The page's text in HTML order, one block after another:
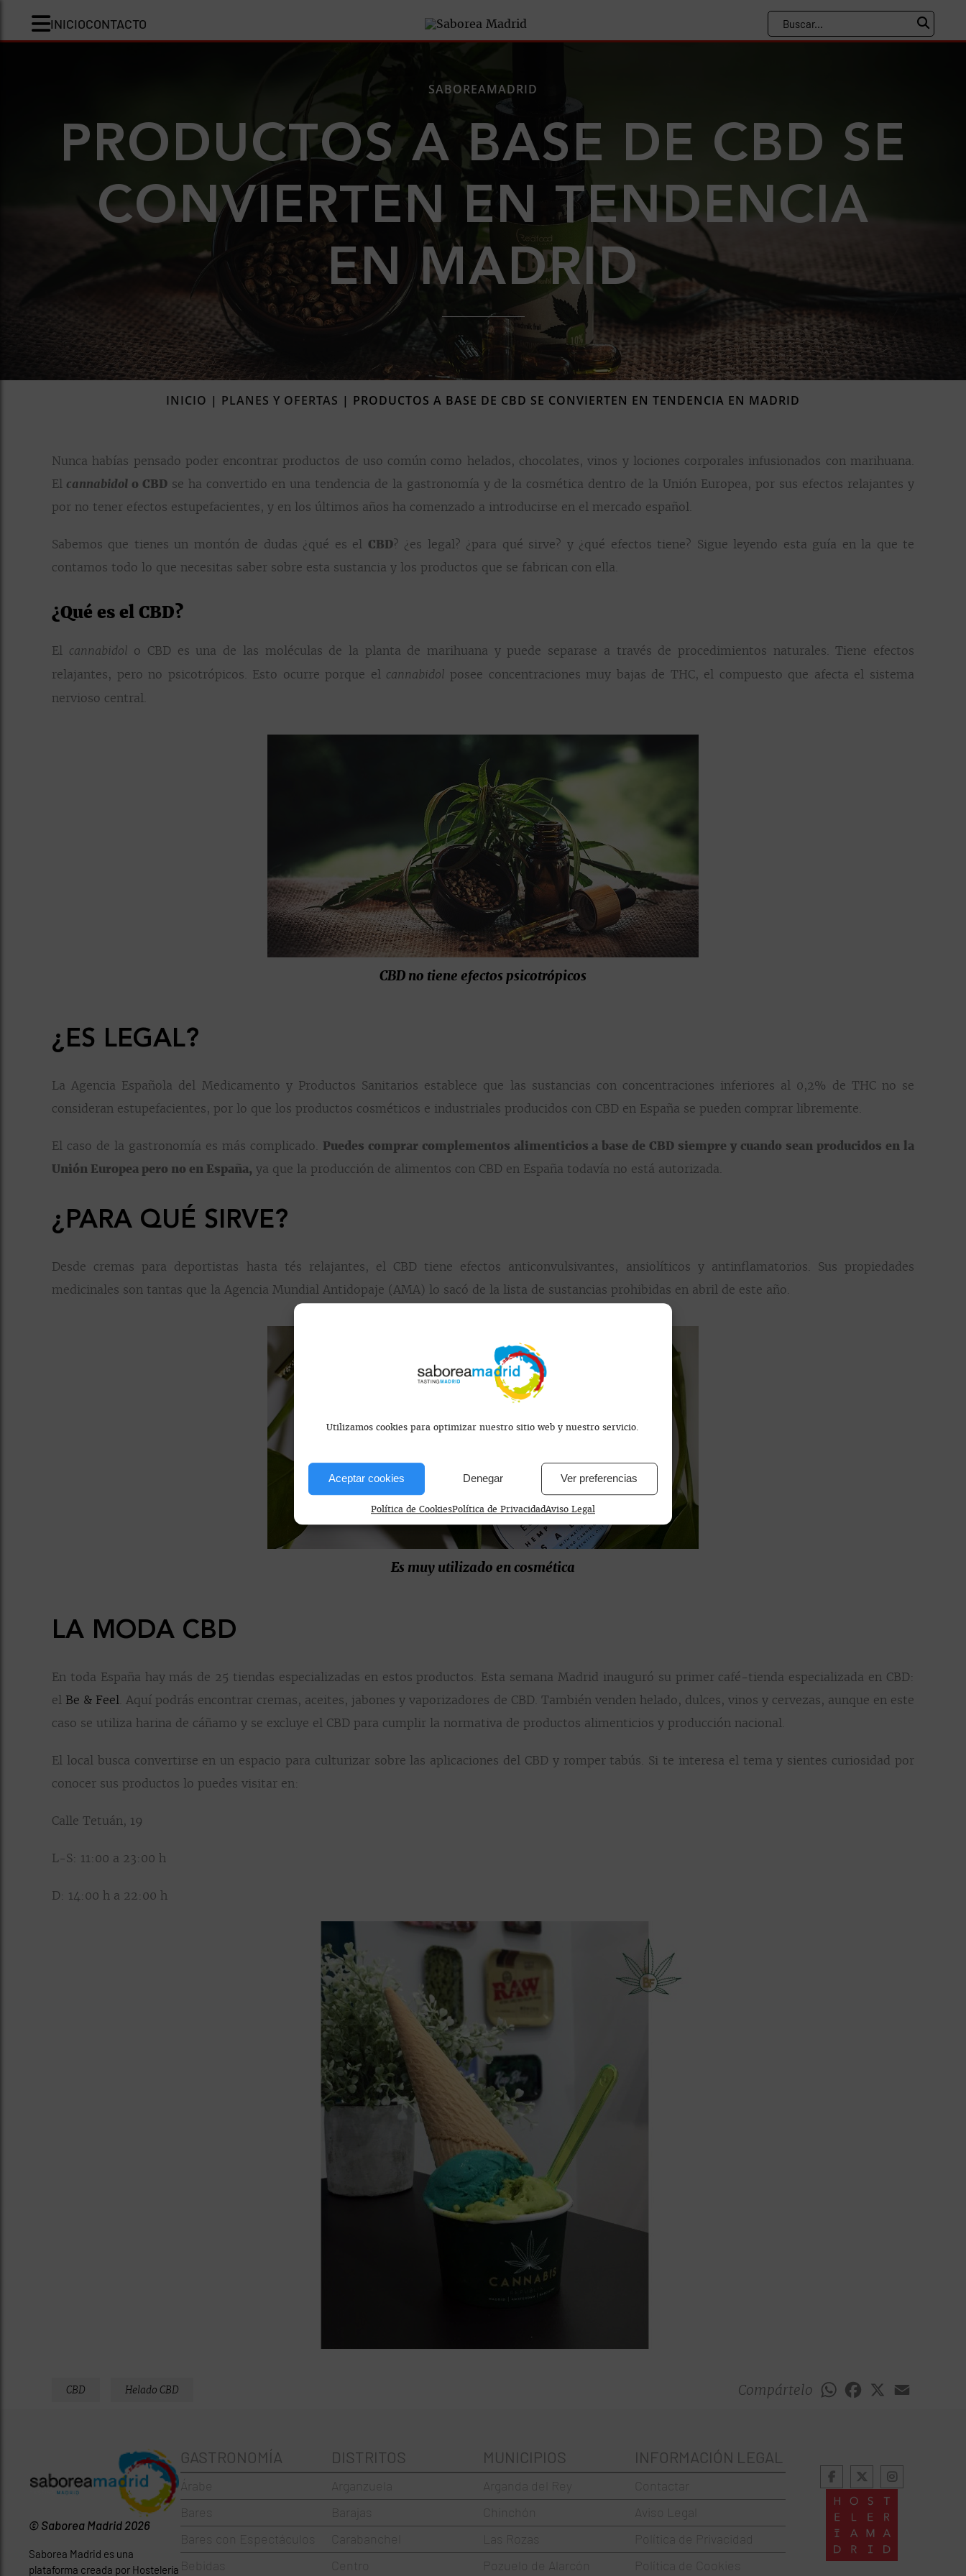
Utilizamos cookies para optimizar nuestro sitio web y nuestro servicio.
Aceptar cookies Denegar Ver preferencias
Política de CookiesPolítica de PrivacidadAviso Legal
INICIOCONTACTO
SABOREAMADRID
PRODUCTOS A BASE DE CBD SE
CONVIERTEN EN TENDENCIA
EN MADRID
INICIO | PLANES Y OFERTAS | PRODUCTOS A BASE DE CBD SE CONVIERTEN EN TENDENCIA EN MADRID
Nunca habías pensado poder encontrar productos de uso común como helados, chocolates, vinos y lociones corporales infusionados con marihuana.
El cannabidolo CBDse ha convertido en una tendencia de la gastronomía y de la cosmética dentro de la Unión Europea, por sus efectos relajantes y
por no tener efectos estupefacientes, y en los últimos años ha comenzado a introducirse en el mercado español.
Sabemos que tienes un montón de dudas ¿qué es el CBD? ¿es legal? ¿para qué sirve? y ¿qué efectos tiene? Sigue leyendo esta guía en la que te
contamos todo lo que necesitas saber sobre esta sustancia y los productos que se fabrican con ella.
¿Qué es el CBD?
El cannabidol o CBD es una de las moléculas de la planta de marihuana y puede separase a través de procedimientos naturales. Tiene efectos
relajantes, pero no psicotrópicos. Esto ocurre porque el cannabidol posee concentraciones muy bajas de THC, el compuesto que afecta el sistema
nervioso central.
CBD no tiene efectos psicotrópicos
¿ES LEGAL?
La Agencia Española del Medicamento y Productos Sanitarios establece que las sustancias con concentraciones inferiores al 0,2% de THC no se
consideran estupefacientes, por lo que los productos cosméticos e industriales producidos con CBD en España se pueden comprar libremente.
El caso de la gastronomía es más complicado. Puedes comprar complementos alimenticios a base de CBD siempre y cuando sean producidos en la
Unión Europea pero no en España, ya que la producción de alimentos con CBD en España todavía no está autorizada.
¿PARA QUÉ SIRVE?
Desde cremas para deportistas hasta tés relajantes, el CBD tiene efectos anticonvulsivantes, ansiolíticos y antinflamatorios. Sus propiedades
medicinales son tantas que la Agencia Mundial Antidopaje (AMA) lo sacó de la lista de sustancias prohibidas en abril de este año.
Es muy utilizado en cosmética
LA MODA CBD
En toda España hay más de 25 tiendas especializadas en estos productos. Esta semana Madrid inauguró su primer café-tienda especializada en CBD:
el Be & Feel. Aquí podrás encontrar cremas, aceites, jabones y vaporizadores de CBD. También venden helado, dulces, vinos y cervezas, aunque en este
caso se utiliza harina de cáñamo y se excluye el CBD para cumplir la normativa de productos alimenticios y producción nacional.
El local busca convertirse en un espacio para culturizar sobre las aplicaciones del CBD y romper tabús. Si te interesa el tema y sientes curiosidad por
conocer sus productos lo puedes visitar en:
Calle Tetuán, 19
L-S: 11:00 a 23:00 h
D: 14:00 h a 22:00 h
Compártelo WhatsApp
Facebook
X
CBD Helado CBD
© Saborea Madrid 2026
Saborea Madrid es una
plataforma creada por Hostelería
GASTRONOMÍA
Árabe
Bares
Bares con Espectáculos
Bebidas
DISTRITOS
Arganzuela
Barajas
Carabanchel
Centro
MUNICIPIOS
Arganda del Rey
Chinchón
Las Rozas
Pozuelo de Alarcón
INFORMACIÓN LEGAL
Contactar
Aviso Legal
Política de Privacidad
Política de Cookies